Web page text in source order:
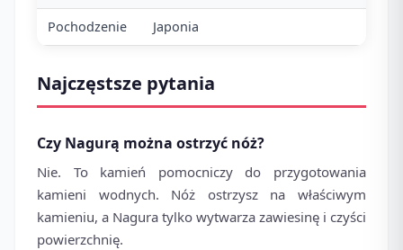
Pochodzenie Japonia
Najczęstsze pytania
Czy Nagurą można ostrzyć nóż?
Nie. To kamień pomocniczy do przygotowania
kamieni wodnych. Nóż ostrzysz na właściwym
kamieniu, a Nagura tylko wytwarza zawiesinę i czyści
powierzchnię.